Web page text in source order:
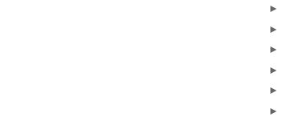
►
►
►
►
►
►